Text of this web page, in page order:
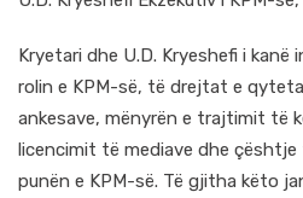
Kryetari dhe U.D. Kryeshefi i
rolin e KPM-së, të drejtat e
ankesave, mënyrën e trajtimit të
licencimit të mediave dhe
punën e KPM-së. Të gjitha këto